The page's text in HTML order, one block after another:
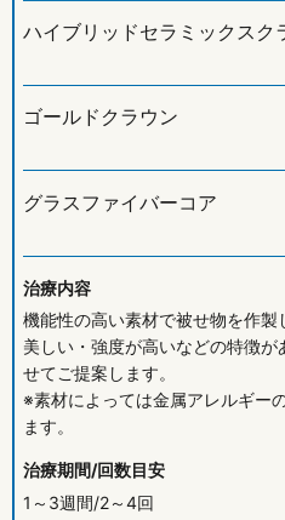
ハイブリッドセラミックスク
ゴールドクラウン
グラスファイバーコア
治療内容
機能性の高い素材で被せ物を作
美しい・強度が高いなどの特徴
せてご提案します。
※素材によっては金属アレルギー
ます。
治療期間/回数目安
1～3週間/2～4回